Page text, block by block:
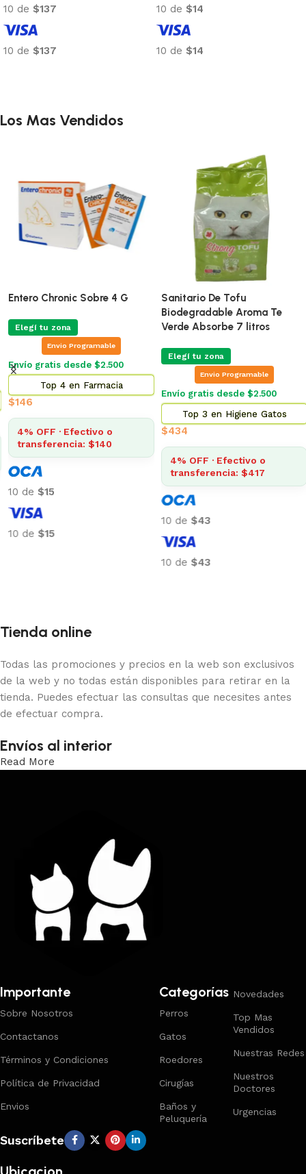
10 de $137
10 de $137
10 de $14
10 de $14
Los Mas Vendidos
Entero Chronic Sobre 4 G
Elegí tu zona
Envio Programable
Envío gratis desde $2.500
Top 4 en Farmacia
$146
4% OFF · Efectivo o
transferencia: $140
10 de$15
10 de$15
Sanitario De Tofu
Biodegradable Aroma Te
Verde Absorbe 7 litros
Elegí tu zona
Envio Programable
Envío gratis desde $2.500
Top 3 en Higiene Gatos
$434
4% OFF · Efectivo o
transferencia: $417
10 de$43
10 de$43
Tienda online
Todas las promociones y precios en la web son exclusivos
de la web y no todas están disponibles para retirar en la
tienda. Puedes efectuar las consultas que necesites antes
de efectuar compra.
Envíos al interior
Read More
Importante
Sobre Nosotros
Contactanos
Términos y Condiciones
Política de Privacidad
Envios
Categorías
Perros
Gatos
Roedores
Cirugías
Baños y
Peluquería
Novedades
Top Mas
Vendidos
Nuestras Redes
Nuestros
Doctores
Urgencias
Suscríbete